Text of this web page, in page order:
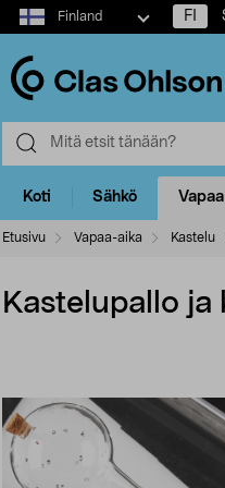
Select
market
Finland FI
Koti Sähkö
Etusivu Vapaa-aika Kastelu
Kastelupallo ja